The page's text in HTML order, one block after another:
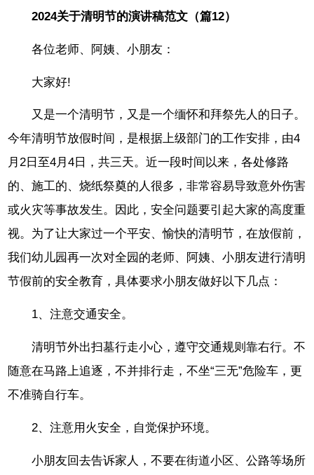
2024关于清明节的演讲稿范文（篇12）
各位老师、阿姨、小朋友：
大家好!
又是一个清明节，又是一个缅怀和拜祭先人的日子。
今年清明节放假时间，是根据上级部门的工作安排，由4
月2日至4月4日，共三天。近一段时间以来，各处修路
的、施工的、烧纸祭奠的人很多，非常容易导致意外伤害
或火灾等事故发生。因此，安全问题要引起大家的高度重
视。为了让大家过一个平安、愉快的清明节，在放假前，
我们幼儿园再一次对全园的老师、阿姨、小朋友进行清明
节假前的安全教育，具体要求小朋友做好以下几点：
1、注意交通安全。
清明节外出扫墓行走小心，遵守交通规则靠右行。不
随意在马路上追逐，不并排行走，不坐“三无”危险车，更
不准骑自行车。
2、注意用火安全，自觉保护环境。
小朋友回去告诉家人，不要在街道小区、公路等场所